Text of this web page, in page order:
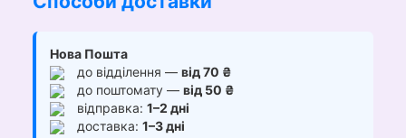
Нова Пошта
до відділення — від 70 ₴
до поштомату — від 50 ₴
відправка: 1–2 дні
доставка: 1–3 дні